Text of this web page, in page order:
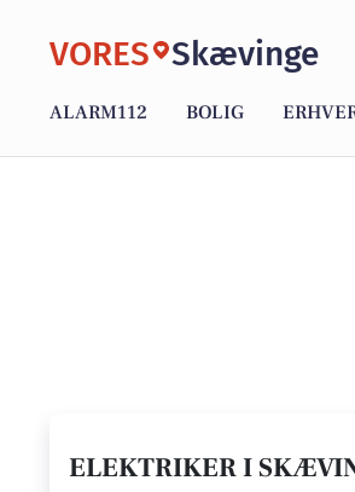
VORES Skævinge
ALARM112 BOLIG
ELEKTRIKER I